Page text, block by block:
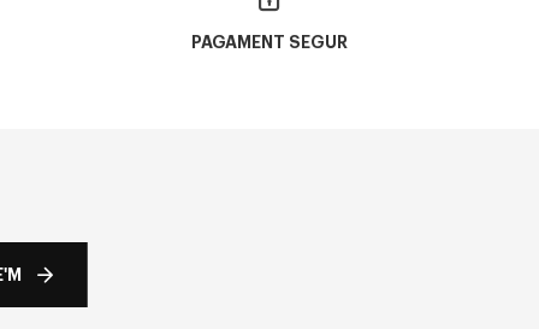
PAGAMENT SEGUR